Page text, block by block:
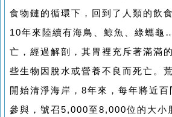
食物鏈的循環下，回到了人類的飲食
10年來陸續有海鳥、鯨魚、綠蠵龜
亡，經過解剖，其胃裡充斥著滿滿
些生物因脫水或營養不良而死亡。
開始清淨海岸，8年來，每年將近
參與，號召5,000至8,000位的大小